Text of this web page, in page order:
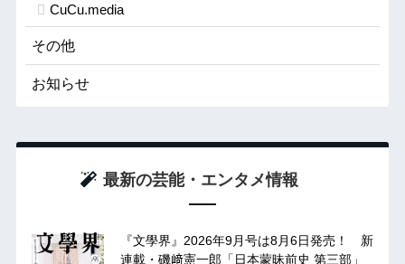
CuCu.media
その他
お知らせ
最新の芸能・エンタメ情報
『文學界』2026年9月号は8月6日発売！ 新
連載・磯﨑憲一郎「日本蒙昧前史 第三部」